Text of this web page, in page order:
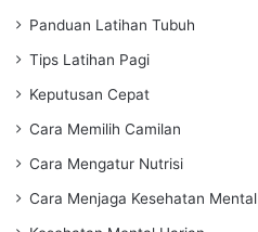
Panduan Latihan Tubuh
Tips Latihan Pagi
Keputusan Cepat
Cara Memilih Camilan
Cara Mengatur Nutrisi
Cara Menjaga Kesehatan Mental